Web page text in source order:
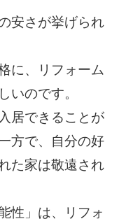
安さが挙げられ
に、リフォーム
いのです。
居できることが
方で、自分の好
た家は敬遠され
性」は、リフォ